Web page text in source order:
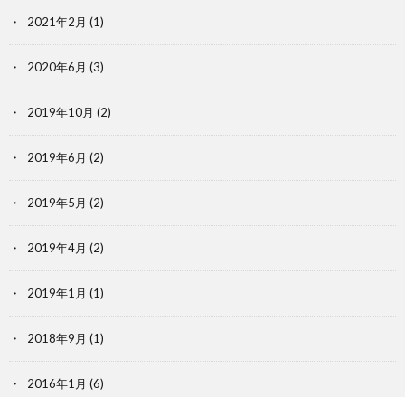
2021年2月 (1)
2020年6月 (3)
2019年10月 (2)
2019年6月 (2)
2019年5月 (2)
2019年4月 (2)
2019年1月 (1)
2018年9月 (1)
2016年1月 (6)